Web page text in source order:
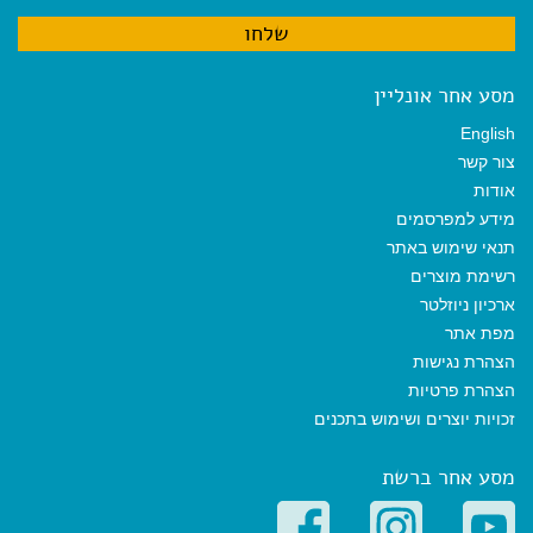
מסע אחר אונליין
English
צור קשר
אודות
מידע למפרסמים
תנאי שימוש באתר
רשימת מוצרים
ארכיון ניוזלטר
מפת אתר
הצהרת נגישות
הצהרת פרטיות
זכויות יוצרים ושימוש בתכנים
מסע אחר ברשת